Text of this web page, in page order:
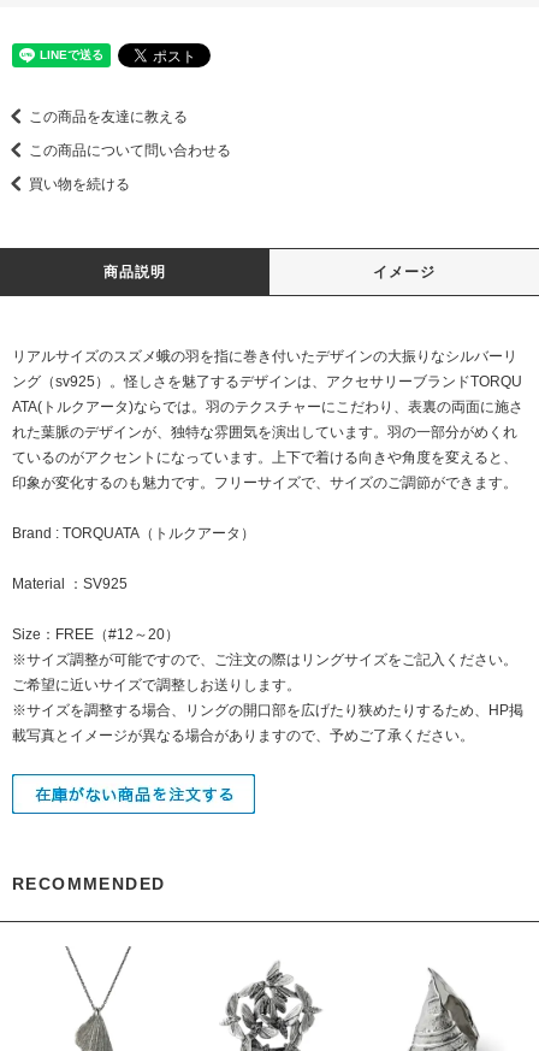
この商品を友達に教える
この商品について問い合わせる
買い物を続ける
商品説明 イメージ
リアルサイズのスズメ蛾の羽を指に巻き付いたデザインの大振りなシルバーリ
ング（sv925）。怪しさを魅了するデザインは、アクセサリーブランドTORQU
ATA(トルクアータ)ならでは。羽のテクスチャーにこだわり、表裏の両面に施さ
れた葉脈のデザインが、独特な雰囲気を演出しています。羽の一部分がめくれ
ているのがアクセントになっています。上下で着ける向きや角度を変えると、
印象が変化するのも魅力です。フリーサイズで、サイズのご調節ができます。
Brand : TORQUATA（トルクアータ）
Material ：SV925
Size：FREE（#12～20）
※サイズ調整が可能ですので、ご注文の際はリングサイズをご記入ください。
ご希望に近いサイズで調整しお送りします。
※サイズを調整する場合、リングの開口部を広げたり狭めたりするため、HP掲
載写真とイメージが異なる場合がありますので、予めご了承ください。
RECOMMENDED